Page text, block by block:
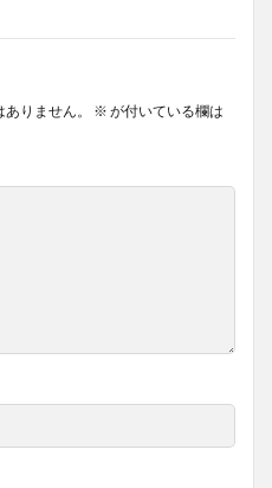
りません。 ※ が付いている欄は